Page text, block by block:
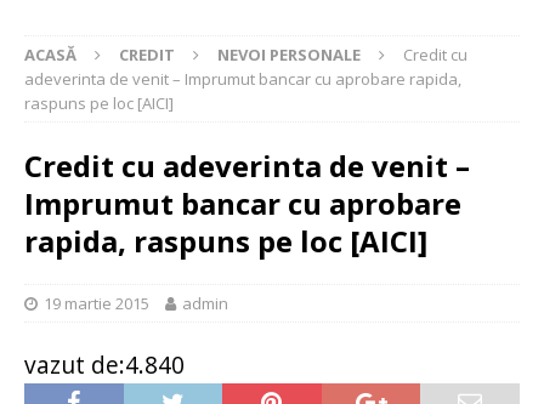
ACASĂ CREDIT NEVOI PERSONALE
Credit cu
adeverinta de venit – Imprumut bancar cu aprobare rapida,
raspuns pe loc [AICI]
Credit cu adeverinta de venit –
Imprumut bancar cu aprobare
rapida, raspuns pe loc [AICI]
19 martie 2015 admin
vazut de:4.840